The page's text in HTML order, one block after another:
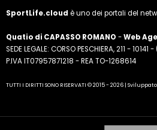
SportLife.cloud è uno dei portali del
Quatio di CAPASSO ROMANO -Web
SEDE LEGALE: CORSO PESCHIERA, 211 - 10141
P.IVA IT07957871218 - REA TO-1268614
TUTTI I DIRITTI SONO RISERVATI © 2015 - 2026 |